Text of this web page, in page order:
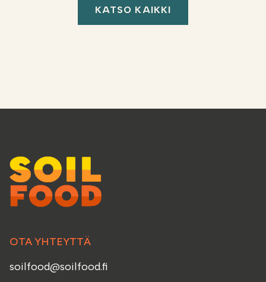
KATSO KAIKKI
OTA YHTEYTTÄ
soilfood@soilfood.fi